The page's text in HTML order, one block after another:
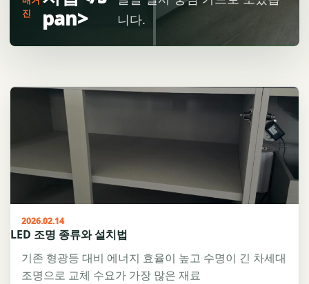
진
pan>
니다.
2026.02.14
LED 조명 종류와 설치법
기존 형광등 대비 에너지 효율이 높고 수명이 긴 차세대
조명으로 교체 수요가 가장 많은 재료